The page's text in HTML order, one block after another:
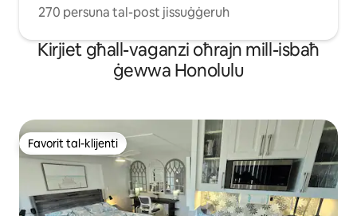
270 persuna tal-post jissuġġeruh
Kirjiet għall-vaganzi oħrajn mill-isbaħ
ġewwa Honolulu
Favorit tal-klijenti
Favorit tal-klijenti